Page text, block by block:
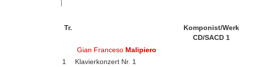
Tr. Komponist/Werk
CD/SACD 1
Gian Franceso Malipiero
1
Klavierkonzert Nr. 1